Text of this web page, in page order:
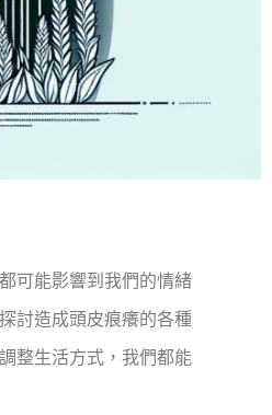
可能影響到我們的情緒
討造成頭皮痕癢的各種
整生活方式，我們都能